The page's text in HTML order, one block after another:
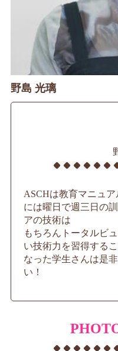
野島 光璃
ASCHは教育マニュ
には曜日で週三日の
アの技術は
もちろんトータルビ
い技術力を習得する
なった学生さんは是
い！